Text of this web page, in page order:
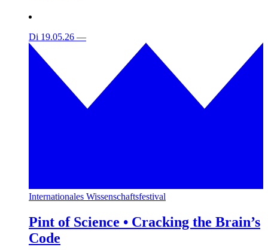
Di 19.05.26 —
Internationales Wissenschaftsfestival
Pint of Science • Cracking the Brain’s
Code